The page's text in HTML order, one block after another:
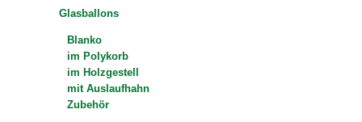
Glasballons
Blanko
im Polykorb
im Holzgestell
mit Auslaufhahn
Zubehör